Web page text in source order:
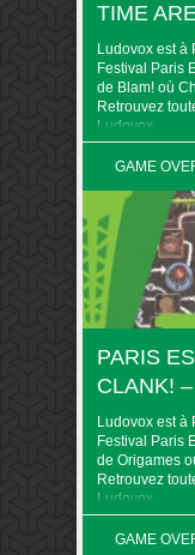
TIME
Ludovox est à
Festival Paris
de Blam! où
Retrouvez
Ludovox
GAME
PARIS
CLANK!
Ludovox est à
Festival Paris
de Origames
Retrouvez
Ludovox
GAME